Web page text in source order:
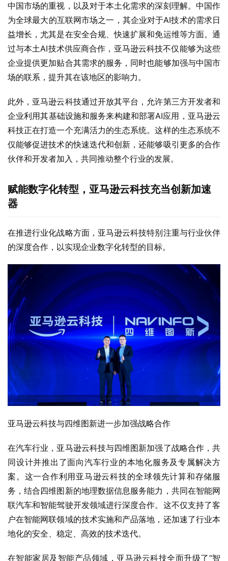
中国市场的重视，以及对于本土化需求的深刻理解。中国作
为全球最大的互联网市场之一，其企业对于AI技术的需求日
益增长，尤其是在安全合规、快速扩展和免运维等方面。通
过与本土AI技术供应商合作，亚马逊云科技不仅能够为这些
企业提供更加贴合其需求的服务，同时也能够加强与中国市
场的联系，提升其在该地区的影响力。
此外，亚马逊云科技通过开放其平台，允许第三方开发者和
企业利用其基础设施和服务来构建和部署AI应用，亚马逊云
科技正在打造一个充满活力的生态系统。这样的生态系统不
仅能够促进技术的快速迭代和创新，还能够吸引更多的合作
伙伴和开发者加入，共同推动整个行业的发展。
赋能数字化转型 ，亚马逊云科技充当创新加速
器
在推进行业化战略方面，亚马逊云科技特别注重与行业伙伴
的深度合作，以实现企业数字化转型的目标。
亚马逊云科技与四维图新进一步加强战略合作
在汽车行业，亚马逊云科技与四维图新加强了战略合作，共
同设计并推出了面向汽车行业的本地化服务及专属解决方
案。这一合作利用亚马逊云科技的全球领先计算和存储服
务，结合四维图新的地理数据信息服务能力，共同在智能网
联汽车和智能驾驶开发领域进行深度合作。这不仅支持了客
户在智能网联领域的技术实施和产品落地，还加速了行业本
地化的安全、稳定、高效的技术迭代。
在智能家居及智能产品领域，亚马逊云科技全面升级了“智